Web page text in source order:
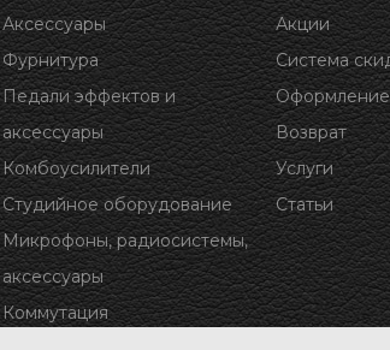
Аксессуары
Фурнитура
Педали эффектов и
аксессуары
Комбоусилители
Студийное оборудование
Микрофоны, радиосистемы,
аксессуары
Коммутация
Акции
Система
Оформление
Возврат
Услуги
Статьи